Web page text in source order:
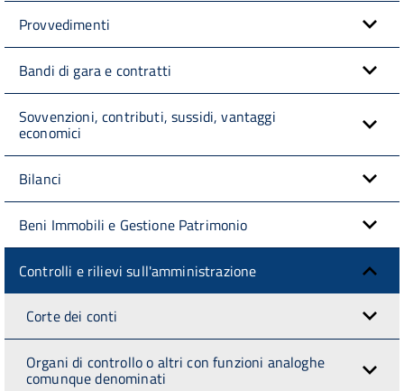
Provvedimenti
Bandi di gara e contratti
Sovvenzioni, contributi, sussidi, vantaggi
economici
Bilanci
Beni Immobili e Gestione Patrimonio
Controlli e rilievi sull'amministrazione
Corte dei conti
Organi di controllo o altri con funzioni analoghe
comunque denominati